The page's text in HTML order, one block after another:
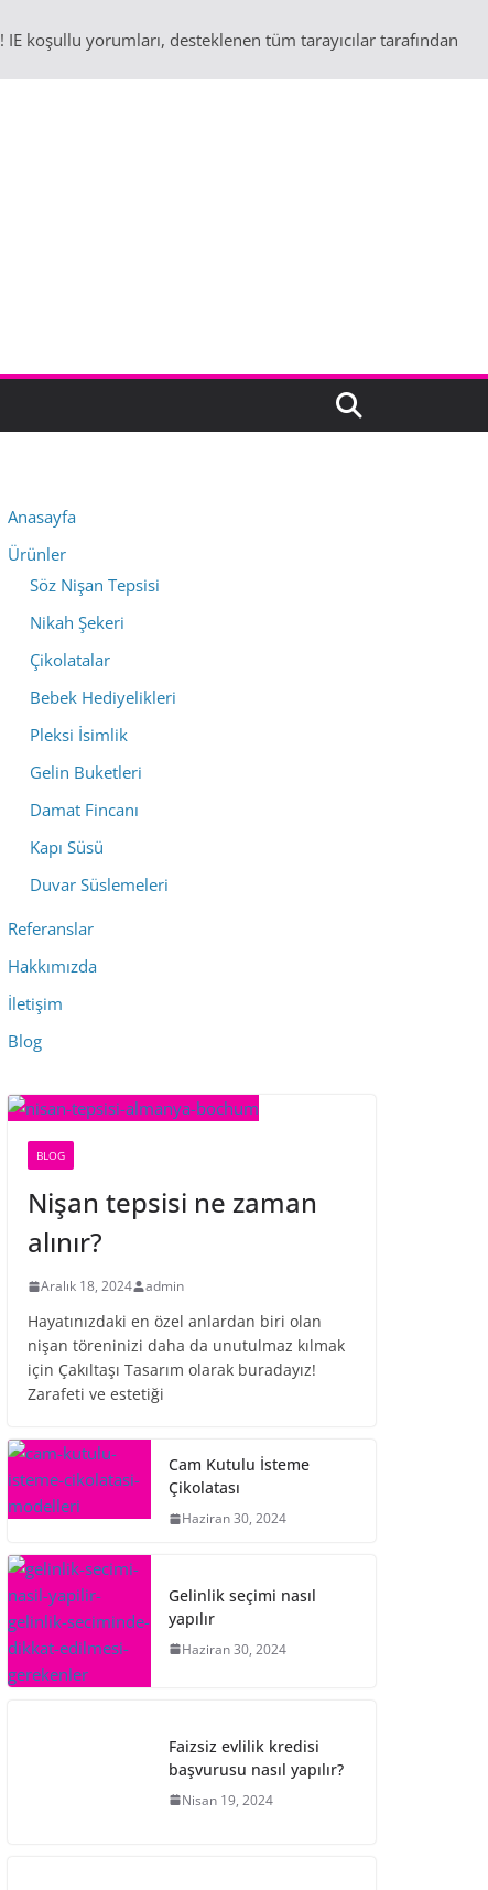
! IE koşullu yorumları, desteklenen tüm tarayıcılar tarafından
Anasayfa
Ürünler
Söz Nişan Tepsisi
Nikah Şekeri
Çikolatalar
Bebek Hediyelikleri
Pleksi İsimlik
Gelin Buketleri
Damat Fincanı
Kapı Süsü
Duvar Süslemeleri
Referanslar
Hakkımızda
İletişim
Blog
BLOG
Nişan tepsisi ne zaman
alınır?
Aralık 18, 2024 admin
Hayatınızdaki en özel anlardan biri olan
nişan töreninizi daha da unutulmaz kılmak
için Çakıltaşı Tasarım olarak buradayız!
Zarafeti ve estetiği
Cam Kutulu İsteme
Çikolatası
Haziran 30, 2024
Gelinlik seçimi nasıl
yapılır
Haziran 30, 2024
Faizsiz evlilik kredisi
başvurusu nasıl yapılır?
Nisan 19, 2024